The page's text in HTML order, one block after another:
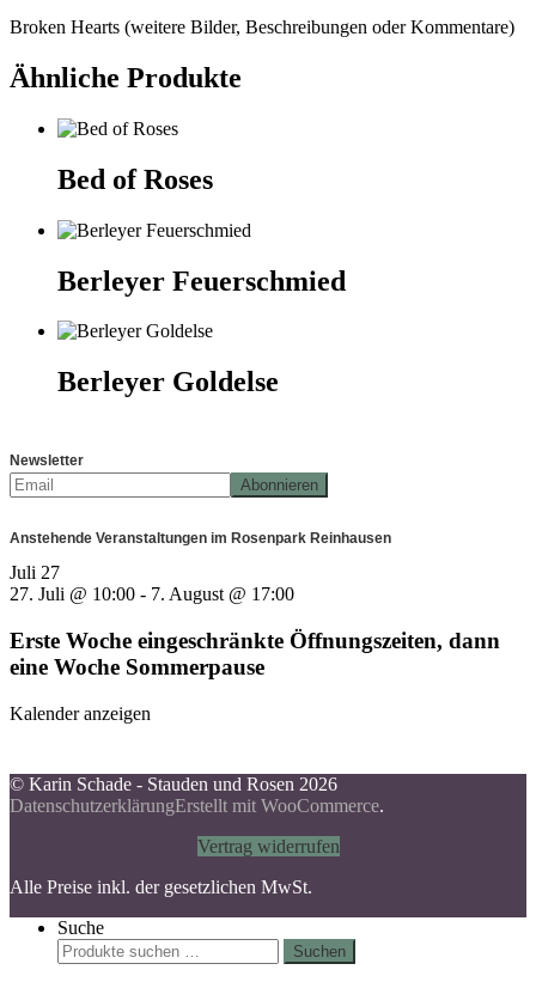
Broken Hearts (weitere Bilder, Beschreibungen oder Kommentare)
Ähnliche Produkte
Bed of Roses
Berleyer Feuerschmied
Berleyer Goldelse
Newsletter
Anstehende Veranstaltungen im Rosenpark Reinhausen
Juli 27
27. Juli @ 10:00 - 7. August @ 17:00
Erste Woche eingeschränkte Öffnungszeiten, dann
eine Woche Sommerpause
Kalender anzeigen
© Karin Schade - Stauden und Rosen 2026
DatenschutzerklärungErstellt mit WooCommerce.
Vertrag widerrufen
Alle Preise inkl. der gesetzlichen MwSt.
Suche
Suchen
nach:
Suchen